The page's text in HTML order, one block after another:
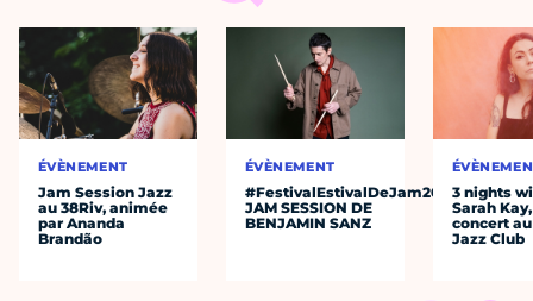
ÉVÈNEMENT
Jam Session Jazz
au 38Riv, animée
par Ananda
Brandão
ÉVÈNEMENT
#FestivalEstivalDeJam2026
JAM SESSION DE
BENJAMIN SANZ
3 nights
Sarah
concert
Jazz Club